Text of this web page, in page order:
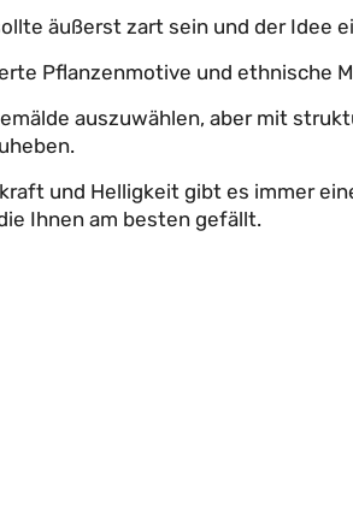
äußerst zart sein und der Idee
Pflanzenmotive und ethnische
auszuwählen, aber mit
und Helligkeit gibt es immer
Ihnen am besten gefällt.